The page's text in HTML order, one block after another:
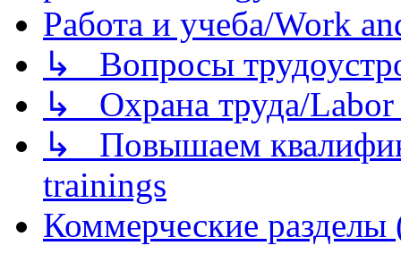
Работа и учеба/Work
↳ Вопросы
↳ Охрана труда/Labor
↳ Повышаем
trainings
Коммерческие